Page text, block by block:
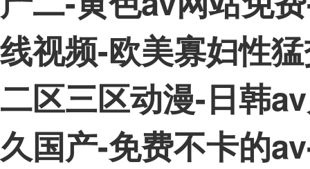
线视频-欧美寡妇性
二区三区动漫-日韩
久国产-免费不卡的